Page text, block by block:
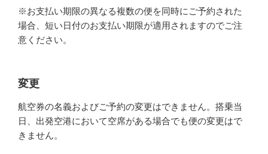
※お支払い期限の異なる複数の便を同時にご予約された
場合、短い日付のお支払い期限が適用されますのでご注
意ください。
変更
航空券の名義およびご予約の変更はできません。搭乗当
日、出発空港において空席がある場合でも便の変更はで
きません。